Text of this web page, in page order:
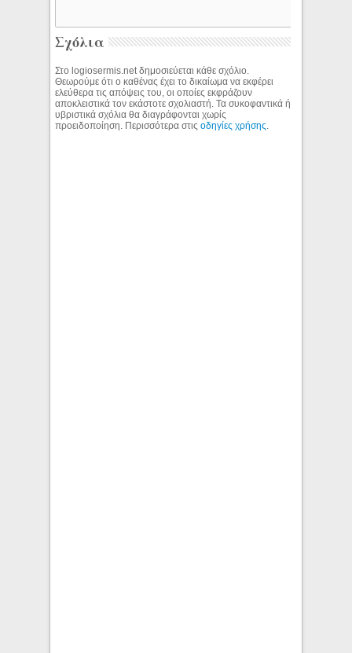
Σχόλια
Στο logiosermis.net δημοσιεύεται κάθε σχόλιο.
Θεωρούμε ότι ο καθένας έχει το δικαίωμα να εκφέρει
ελεύθερα τις απόψεις του, οι οποίες εκφράζουν
αποκλειστικά τον εκάστοτε σχολιαστή. Τα συκοφαντικά ή
υβριστικά σχόλια θα διαγράφονται χωρίς
προειδοποίηση. Περισσότερα στιςοδηγίες χρήσης.